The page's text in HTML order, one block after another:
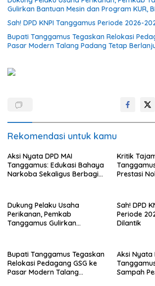
Gulirkan Bantuan Mesin dan Program KUR,
Sah! DPD KNPI Tanggamus Periode 2026-
Bupati Tanggamus Tegaskan Relokasi
Pasar Modern Talang Padang Tetap
Rekomendasi untuk kamu
Aksi Nyata DPD MAI
Tanggamus: Edukasi Bahaya
Narkoba Sekaligus Berbagi
Kritik
Prestasi
Dukung Pelaku Usaha
Perikanan, Pemkab
Tanggamus Gulirkan
Sah! DPD
Periode
Dilantik
Bupati Tanggamus Tegaskan
Relokasi Pedagang GSG ke
Pasar Modern Talang
Aksi
Sampah